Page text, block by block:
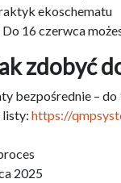
ekoschematu
16 czerwca
zdobyć
bezpośrednie –
listy: https://
2025